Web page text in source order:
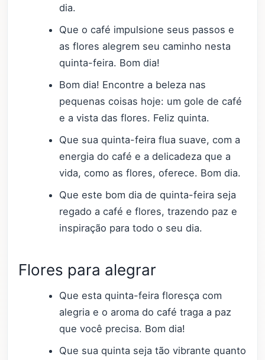
dia.
Que o café impulsione seus passos e
as flores alegrem seu caminho nesta
quinta-feira. Bom dia!
Bom dia! Encontre a beleza nas
pequenas coisas hoje: um gole de café
e a vista das flores. Feliz quinta.
Que sua quinta-feira flua suave, com a
energia do café e a delicadeza que a
vida, como as flores, oferece. Bom dia.
Que este bom dia de quinta-feira seja
regado a café e flores, trazendo paz e
inspiração para todo o seu dia.
Flores para alegrar
Que esta quinta-feira floresça com
alegria e o aroma do café traga a paz
que você precisa. Bom dia!
Que sua quinta seja tão vibrante quanto